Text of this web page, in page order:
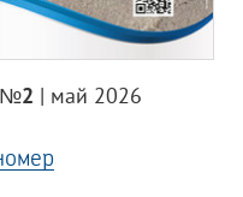
№2 | май 2026